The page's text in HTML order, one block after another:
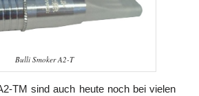
Bulli Smoker A2-T
TM sind auch heute noch bei vielen